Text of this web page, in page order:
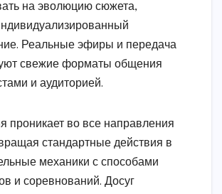
на эволюцию сюжета,
Реальные эфиры и передача
свежие форматы общения
и аудиторией.
проникает во все направления
стандартные действия в
механики с способами
и соревнований. Досуг